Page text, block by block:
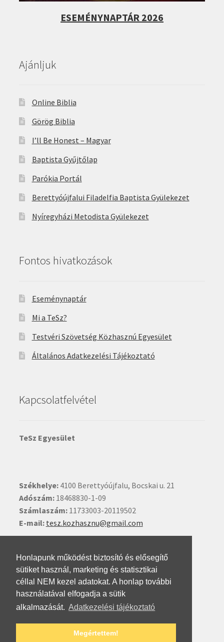
Honlapunk működést biztosító és elősegítő
sütiket használ, marketing és statisztikai
céllal NEM kezel adatokat. A honlap további
használatával elfogadja a sütik
alkalmazását. Adatkezelési tájékoztató
Megértettem!
ESEMÉNYNAPTÁR 2026
Ajánljuk
Online Biblia
Görög Biblia
I’ll Be Honest – Magyar
Baptista Gyűjtőlap
Parókia Portál
Berettyóújfalui Filadelfia Baptista Gyülekezet
Nyíregyházi Metodista Gyülekezet
Fontos hivatkozások
Eseménynaptár
Mi a TeSz?
Testvéri Szövetség Közhasznú Egyesület
Általános Adatkezelési Tájékoztató
Kapcsolatfelvétel
TeSz Egyesület
Székhelye:4100 Berettyóújfalu, Bocskai u. 21
Adószám:18468830-1-09
Számlaszám:11733003-20119502
E-mail: tesz.kozhasznu@gmail.com
© Testvéri Szövetség 2026